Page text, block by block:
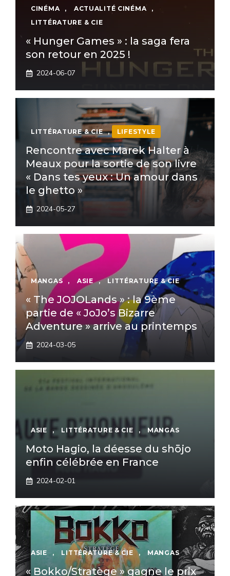
CINÉMA , ACTUALITÉ CINÉMA
,
LITTÉRATURE & CIE
« Hunger Games » : la saga fera
son retour en 2025 !
2024-06-07
LITTÉRATURE & CIE , LIFESTYLE
Rencontre avec Marek Halter à
Meaux pour la sortie de son livre
« Dans tes yeux : Un amour dans
le ghetto »
2024-05-27
MANGAS , ASIE , LITTÉRATURE & CIE
« The JOJOLands » : la 9ème
partie de « JoJo’s Bizarre
Adventure » arrive au printemps
2024-03-05
ASIE , LITTÉRATURE & CIE , MANGAS
Moto Hagio, la déesse du shōjo
enfin célébrée en France
2024-02-01
ASIE , LITTÉRATURE & CIE , MANGAS
« Bokko/Stratège » gagne le prix